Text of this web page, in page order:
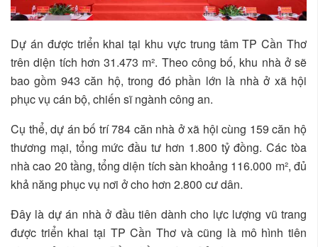
Dự án được triển khai tại khu vực trung tâm TP Cần Thơ
trên diện tích hơn 31.473 m². Theo công bố, khu nhà ở sẽ
bao gồm 943 căn hộ, trong đó phần lớn là nhà ở xã hội
phục vụ cán bộ, chiến sĩ ngành công an.
Cụ thể, dự án bố trí 784 căn nhà ở xã hội cùng 159 căn hộ
thương mại, tổng mức đầu tư hơn 1.800 tỷ đồng. Các tòa
nhà cao 20 tầng, tổng diện tích sàn khoảng 116.000 m², đủ
khả năng phục vụ nơi ở cho hơn 2.800 cư dân.
Đây là dự án nhà ở đầu tiên dành cho lực lượng vũ trang
được triển khai tại TP Cần Thơ và cũng là mô hình tiên